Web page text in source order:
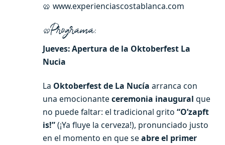
🥨 www.experienciascostablanca.com
🥨Programa:
Jueves: Apertura de la Oktoberfest La
Nucia
La Oktoberfest de La Nucía arranca con
una emocionante ceremonia inaugural que
no puede faltar: el tradicional grito “O’zapft
is!”(¡Ya fluye la cerveza!), pronunciado justo
en el momento en que se abre el primer